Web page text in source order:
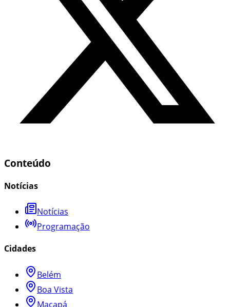
Conteúdo
Notícias
Notícias
Programação
Cidades
Belém
Boa Vista
Macapá